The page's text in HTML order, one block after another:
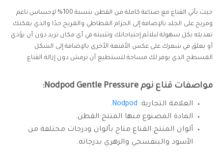
حيث يأتي القناع مع صناعة كاملة من القطن بنسبة 100% لإحساس ناعم
ومريح على الجلد بالإضافة إلى الحزام المطاطي والمريح جدًا والذي يمكنك
تعديله بكل سهولة ليلائم إحتياجاتك وتثبيته في أي مكان تريد دون أن يؤذي
أو يعلق في شعرك على عكس الأقنعة الأخرى بالإضافة إلى الشكل
المسطح الذي يوفر لك مساحة لتستطيع أن ترمش دون إزالة القناع.
مواصفات قناع نوم Nodpod Gentle Pressure:
العلامة التجارية: Nodpod
.
المادة المصنوع منها المنتج:القطن.
ألوان المنتج:القناع متاح بألوان ودرجات مختلفة من
الأسود والبنفسجي والزهري بدرجاته.